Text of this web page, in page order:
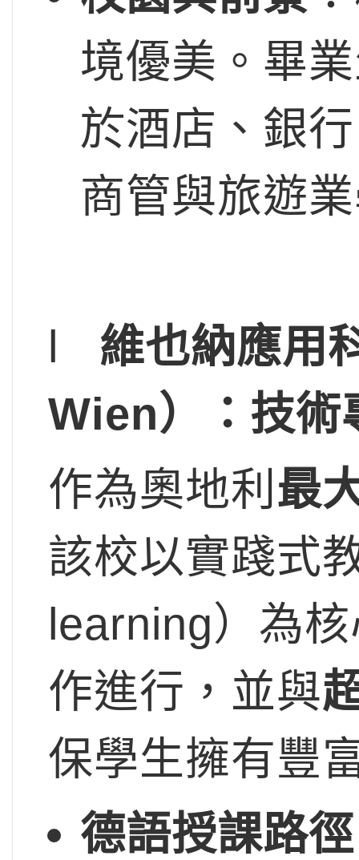
境優美。畢
於酒店、銀
商管與旅遊
l 維也納應用
Wien）：技術
作為奧地利 最
該校以實踐式
learning）為
作進行，並與
保學生擁有豐
德語授課路徑